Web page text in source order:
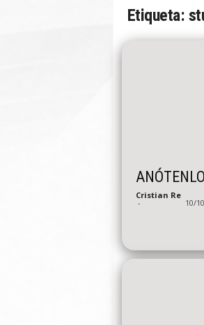
Etiqueta:
Cristian Re
- 10/